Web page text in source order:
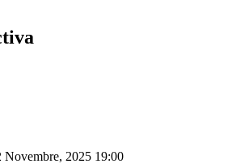
Novembre, 2025 19:00